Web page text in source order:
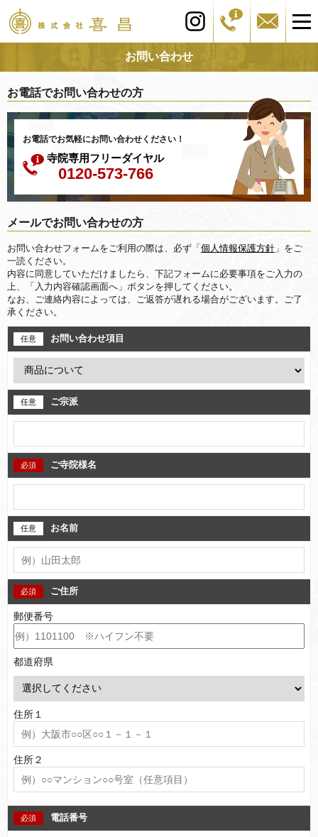
お問い合わせ
お電話でお問い合わせの方
お電話でお気軽にお問い合わせください！
寺院専用フリーダイヤル
0120-573-766
メールでお問い合わせの方
お問い合わせフォームをご利用の際は、必ず「 個人情報保護方針 」をご
一読ください。
内容に同意していただけましたら、下記フォームに必要事項をご入力の
上、「入力内容確認画面へ」ボタンを押してください。
なお、ご連絡内容によっては、ご返答が遅れる場合がございます。ご了
承ください。
お問い合わせ項目
ご宗派
ご寺院様名
お名前
ご住所
郵便番号
都道府県
住所１
住所２
電話番号